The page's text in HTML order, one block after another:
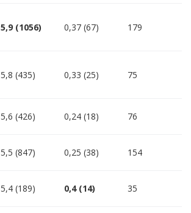
5,9 (1056) 0,37 (67) 179
5,8 (435) 0,33 (25) 75
5,6 (426) 0,24 (18) 76
5,5 (847) 0,25 (38) 154
5,4 (189) 0,4 (14) 35